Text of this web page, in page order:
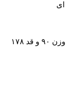
ای
قابل استفاده: برای کاربران لاغر و میانه اندام با وزن ۹۰ و قد ۱۷۸